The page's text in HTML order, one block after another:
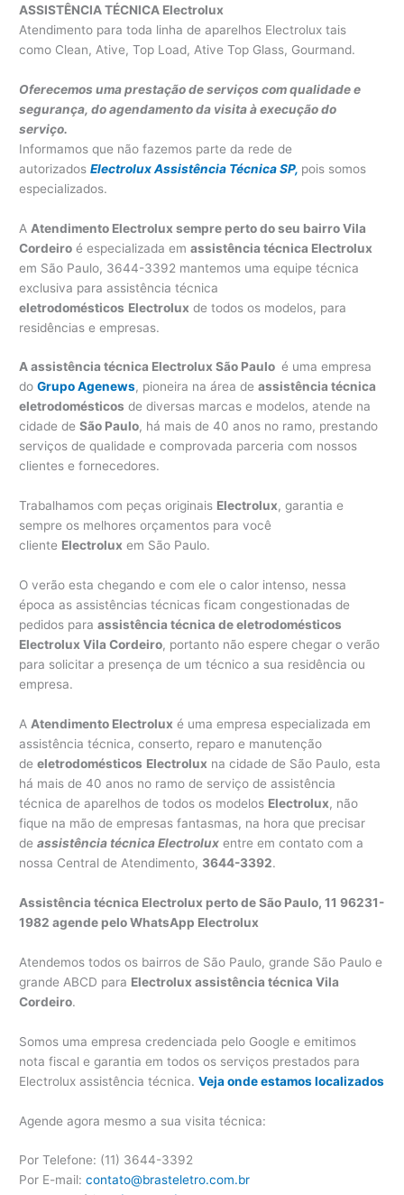
ASSISTÊNCIA TÉCNICA Electrolux
Atendimento para toda linha de aparelhos Electrolux tais
como Clean, Ative, Top Load, Ative Top Glass, Gourmand.
Oferecemos uma prestação de serviços com qualidade e
segurança, do agendamento da visita à execução do
serviço.
Informamos que não fazemos parte da rede de
autorizadosElectrolux Assistência Técnica SP, pois somos
especializados.
A Atendimento Electrolux sempre perto do seu bairro Vila
Cordeiro é especializada emassistência técnica Electrolux
em São Paulo, 3644-3392 mantemos uma equipe técnica
exclusiva para assistência técnica
eletrodomésticos Electrolux de todos os modelos, para
residências e empresas.
A assistência técnica Electrolux São Paulo é uma empresa
doGrupo Agenews, pioneira na área deassistência técnica
eletrodomésticos de diversas marcas e modelos, atende na
cidade deSão Paulo, há mais de 40 anos no ramo, prestando
serviços de qualidade e comprovada parceria com nossos
clientes e fornecedores.
Trabalhamos com peças originais Electrolux, garantia e
sempre os melhores orçamentos para você
cliente Electrolux em São Paulo.
O verão esta chegando e com ele o calor intenso, nessa
época as assistências técnicas ficam congestionadas de
pedidos paraassistência técnica de eletrodomésticos
Electrolux Vila Cordeiro, portanto não espere chegar o verão
para solicitar a presença de um técnico a sua residência ou
empresa.
A Atendimento Electrolux é uma empresa especializada em
assistência técnica, conserto, reparo e manutenção
deeletrodomésticos Electrolux na cidade de São Paulo, esta
há mais de 40 anos no ramo de serviço de assistência
técnica de aparelhos de todos os modelos Electrolux, não
fique na mão de empresas fantasmas, na hora que precisar
deassistência técnica Electrolux entre em contato com a
nossa Central de Atendimento, 3644-3392.
Assistência técnica Electrolux perto de São Paulo, 11 96231-
1982 agende pelo WhatsApp Electrolux
Atendemos todos os bairros de São Paulo, grande São Paulo e
grande ABCD para Electrolux assistência técnica Vila
Cordeiro.
Somos uma empresa credenciada pelo Google e emitimos
nota fiscal e garantia em todos os serviços prestados para
Electrolux assistência técnica.Veja onde estamos localizados
Agende agora mesmo a sua visita técnica:
Por Telefone: (11) 3644-3392
Por E-mail:contato@brasteletro.com.br